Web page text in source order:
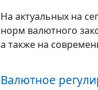
На актуальных на
норм валютного
а также на
Валютное